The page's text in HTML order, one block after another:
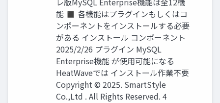
能 ◼ 各機能はプラグインもしくはコ
ンポーネントをインストールする必要
がある インストール コンポーネント
2025/2/26 プラグイン MySQL
Enterprise機能 が使用可能になる
HeatWaveでは インストール作業不要
Copyright © 2025. SmartStyle
Co.,Ltd . All Rights Reserved. 4